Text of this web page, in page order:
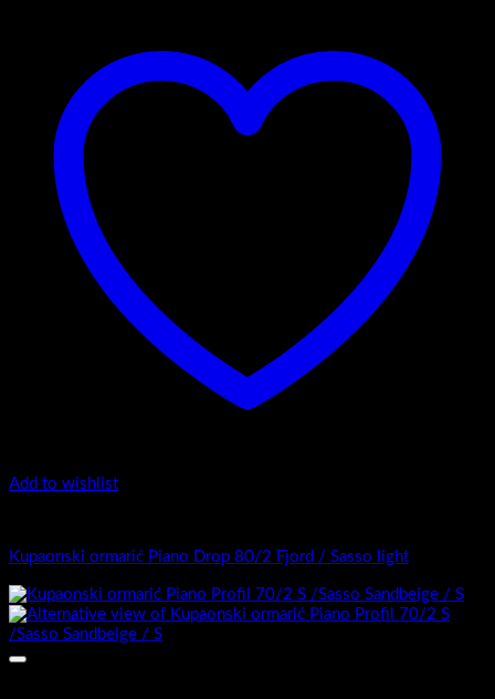
Add to wishlist
Kupaonski ormarić Piano Drop 80/2 Fjord / Sasso light